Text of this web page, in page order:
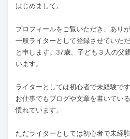
はじめまして。
プロフィールをご覧いただき、あり
一般ライターとして登録させていた
と申します。37歳、子ども３人の父
います。
ライターとしては初心者で未経験で
お仕事でもブログや文章を書いてい
慣れています。
ただライターとしては初心者で未経